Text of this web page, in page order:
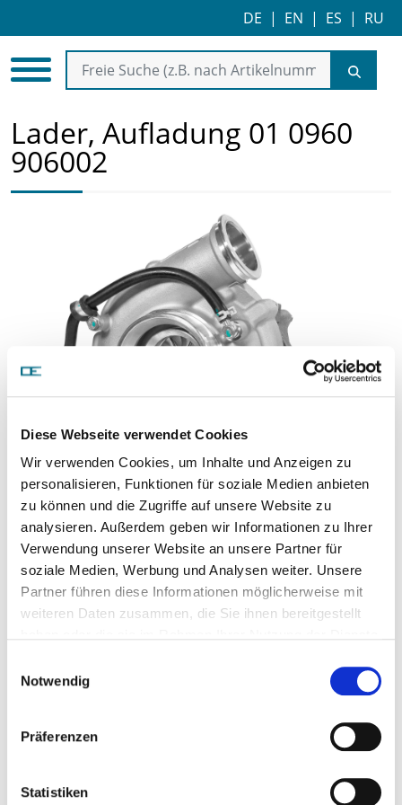
Diese Webseite verwendet Cookies
Wir verwenden Cookies, um Inhalte und Anzeigen zu
personalisieren, Funktionen für soziale Medien anbieten
zu können und die Zugriffe auf unsere Website zu
analysieren. Außerdem geben wir Informationen zu Ihrer
Verwendung unserer Website an unsere Partner für
soziale Medien, Werbung und Analysen weiter. Unsere
Partner führen diese Informationen möglicherweise mit
weiteren Daten zusammen, die Sie ihnen bereitgestellt
Notwendig
Präferenzen
Statistiken
DE | EN | ES | RU
Lader, Aufladung 01 0960
906002
Preis auf Anfrage
ARTIKEL ANFRAGEN
Vergleichsnummern:
906 096 56 99
Weitere Vergleichsnummern